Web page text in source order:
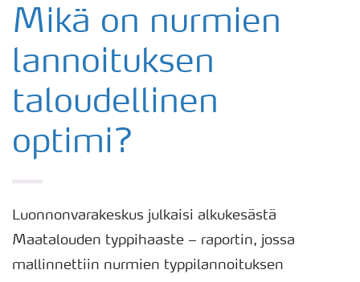
Mikä on nurmien
lannoituksen
taloudellinen
optimi?
Luonnonvarakeskus julkaisi alkukesästä
Maatalouden typpihaaste – raportin, jossa
mallinnettiin nurmien typpilannoituksen